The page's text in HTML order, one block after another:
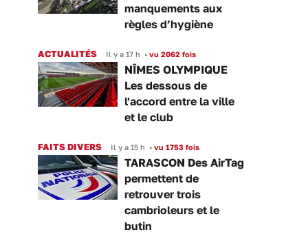
manquements aux
règles d’hygiène
ACTUALITÉS Il y a 17 h • vu 2062 fois
NÎMES OLYMPIQUE
Les dessous de
l'accord entre la ville
et le club
FAITS DIVERS Il y a 15 h • vu 1753 fois
TARASCON Des AirTag
permettent de
retrouver trois
cambrioleurs et le
butin